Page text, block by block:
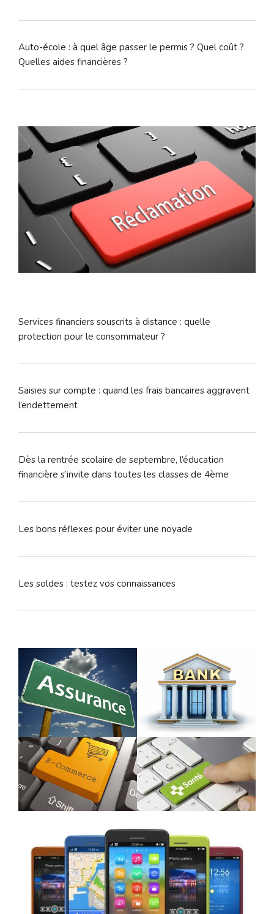
Auto-école : à quel âge passer le permis ? Quel coût ?
Quelles aides financières ?
Services financiers souscrits à distance : quelle
protection pour le consommateur ?
Saisies sur compte : quand les frais bancaires aggravent
l’endettement
Dès la rentrée scolaire de septembre, l’éducation
financière s’invite dans toutes les classes de 4ème
Les bons réflexes pour éviter une noyade
Les soldes : testez vos connaissances